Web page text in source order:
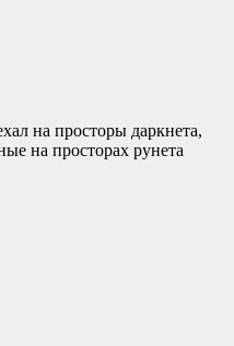
на просторы даркнета,
на просторах рунета